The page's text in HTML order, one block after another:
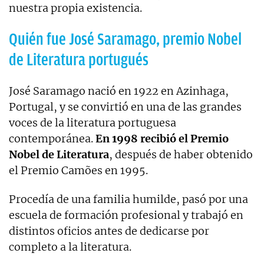
nuestra propia existencia.
Quién fue José Saramago, premio Nobel
de Literatura portugués
José Saramago nació en 1922 en Azinhaga,
Portugal, y se convirtió en una de las grandes
voces de la literatura portuguesa
contemporánea.En 1998 recibió el Premio
Nobel de Literatura, después de haber obtenido
el Premio Camões en 1995.
Procedía de una familia humilde, pasó por una
escuela de formación profesional y trabajó en
distintos oficios antes de dedicarse por
completo a la literatura.